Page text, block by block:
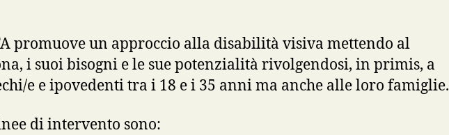
promuove un approccio alla disabilità visiva mettendo al
i suoi bisogni e le sue potenzialità rivolgendosi, in primis, a
e e ipovedenti tra i 18 e i 35 anni ma anche alle loro famiglie.
di intervento sono: